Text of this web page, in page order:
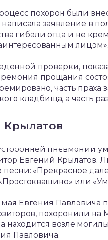
похорон были
заявление в
гибели отца и не
лицом».
проверки,
прощания
часть праха
кладбища, а часть
Крылатов
пневмонии
Евгений Крылатов.
песни: «Прекрасное
или
мая Евгения
похоронили
находится возле
Павловича.